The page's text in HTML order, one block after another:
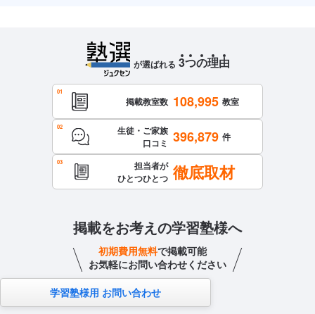
が選ばれる 3つの理由
掲載教室数 108,995 教室
生徒・ご家族
口コミ 396,879 件
担当者が
ひとつひとつ 徹底取材
掲載をお考えの学習塾様へ
初期費用無料で掲載可能
お気軽にお問い合わせください
学習塾様用 お問い合わせ